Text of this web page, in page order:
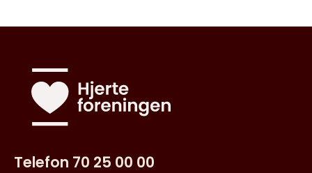
Telefon 70 25 00 00